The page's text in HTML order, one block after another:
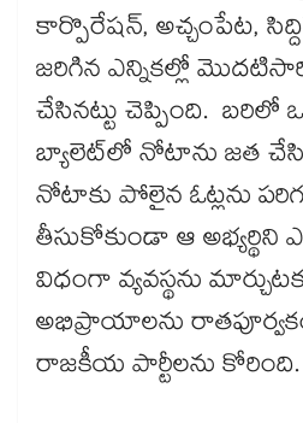
కార్పొరేషన్, అచ్చంపేట,
జరిగిన ఎన్నికల్లో
చేసినట్టు చెప్పింది. బరిలో
బ్యాలెట్​లో నోటాను జత
నోటాకు పోలైన ఓట్లను
తీసుకోకుండా ఆ అభ్యర్థిని
విధంగా వ్యవస్థను
అభిప్రాయాలను
రాజకీయ పార్టీలను కోరింది.